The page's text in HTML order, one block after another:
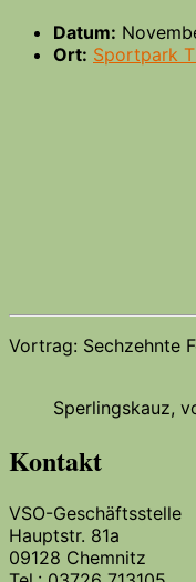
Datum:
Ort: Sportpark
Vortrag: Sechzehnte
Sperlingskauz,
Kontakt
VSO-Geschäftsstelle
Hauptstr. 81a
09128 Chemnitz